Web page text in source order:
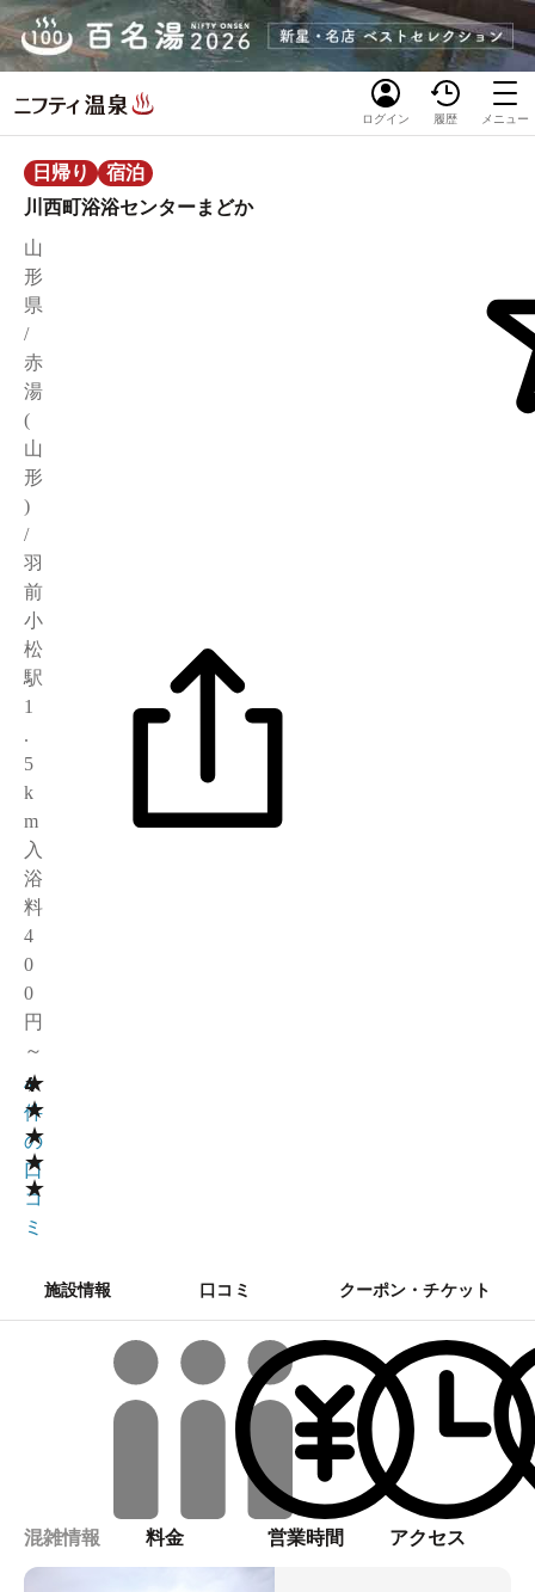
ログイン 履歴 メニュー
日帰り
宿泊
川西町浴浴センターまどか
山
形
県
/
赤
湯
(
山
形
)
/
羽
前
小
松
駅
1
.
5
k
m
入
浴
料
4
0
0
円
～
★
★
★
★
★
4
4
件
の
口
コ
ミ
施設情報 口コミ クーポン・チケット
混雑情報 料金 営業時間 アクセス